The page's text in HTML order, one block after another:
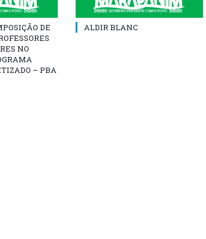
DE
NO
– PBA
ALDIR BLANC